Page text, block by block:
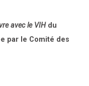
avec le VIHdu
par le Comité des